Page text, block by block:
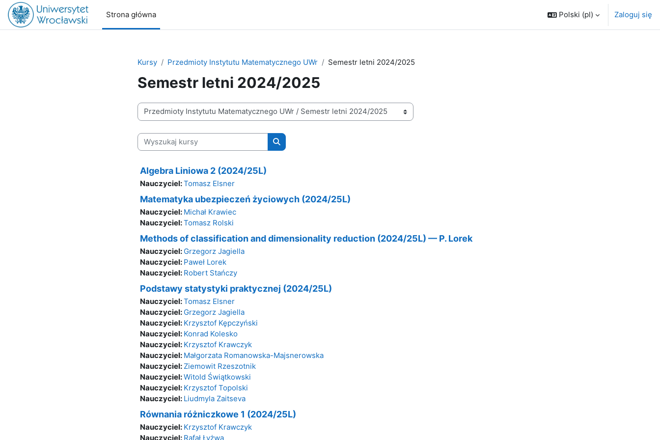
Przejdź do głównej zawartości
Strona główna
Polski ‎(pl)‎ Zaloguj się
Kursy Przedmioty Instytutu Matematycznego UWr Semestr letni 2024/2025
Semestr letni 2024/2025
Kategorie kursów
Wyszukaj kursy
Wyszukaj kursy
Algebra Liniowa 2 (2024/25L)
Nauczyciel:Tomasz Elsner
Matematyka ubezpieczeń życiowych (2024/25L)
Nauczyciel: Michał Krawiec
Nauczyciel:Tomasz Rolski
Methods of classification and dimensionality reduction (2024/25L) — P. Lorek
Nauczyciel: Grzegorz Jagiella
Nauczyciel: Paweł Lorek
Nauczyciel: Robert Stańczy
Podstawy statystyki praktycznej (2024/25L)
Nauczyciel:Tomasz Elsner
Nauczyciel: Grzegorz Jagiella
Nauczyciel: Krzysztof Kępczyński
Nauczyciel: Konrad Kolesko
Nauczyciel: Krzysztof Krawczyk
Nauczyciel: Małgorzata Romanowska-Majsnerowska
Nauczyciel:Ziemowit Rzeszotnik
Nauczyciel:Witold Świątkowski
Nauczyciel: Krzysztof Topolski
Nauczyciel: Liudmyla Zaitseva
Równania różniczkowe 1 (2024/25L)
Nauczyciel: Krzysztof Krawczyk
Nauczyciel: Rafał Łyżwa